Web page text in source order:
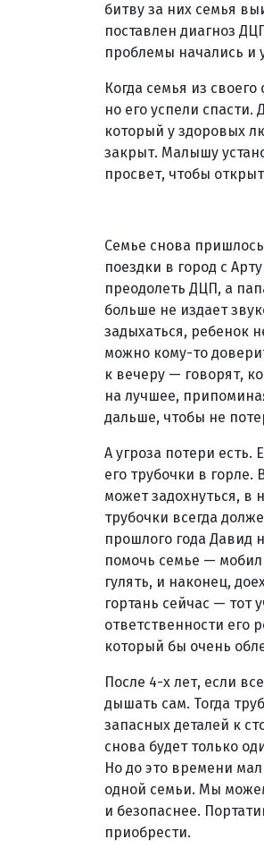
битву за них семья
поставлен диагноз
проблемы начались и
Когда семья из
но его успели спасти.
который у здоровых
закрыт. Малышу
просвет, чтобы
Семье снова
поездки в город с
преодолеть ДЦП, а
больше не издает
задыхаться, ребенок
можно кому-то
к вечеру — говорят,
на лучшее,
дальше, чтобы не
А угроза потери есть.
его трубочки в
может задохнуться, в
трубочки всегда
прошлого года Давид
помочь семье —
гулять, и наконец,
гортань сейчас — тот
ответственности его
который бы очень
После 4-х лет, если
дышать сам. Тогда
запасных деталей к
снова будет только
Но до это времени
одной семьи. Мы
и безопаснее.
приобрести.